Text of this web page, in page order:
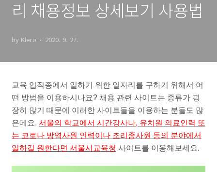
리 채용정보 상세보기 사용법
by Klero 2020. 9. 27.
교육 업직종에서 일하기 위한 일자리를 구하기 위해서 어
떤 방법을 이용하시나요? 채용 관련 사이트는 종류가 굉
장히 많기 때문에 이러한 사이트들을 이용하는 분들도 많
은데요. 서울의 학교에서 시간강사나, 유치원 의료인력 또
는 코로나 방역사원 인력이나 조리종사원 등의 분야에서
일하길 원한다면 서울시교육청 사이트를 이용해보세요.